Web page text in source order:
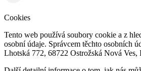
Cookies
Tento web používá soubory cookie a z
osobní údaje. Správcem těchto osobních
Lhotská 772, 68722 Ostrožská Nová Ves,